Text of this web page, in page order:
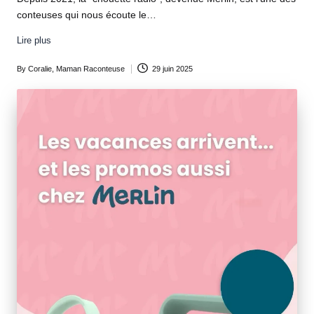
conteuses qui nous écoute le…
Lire plus
Posted
by
By Coralie, Maman Raconteuse 29 juin 2025